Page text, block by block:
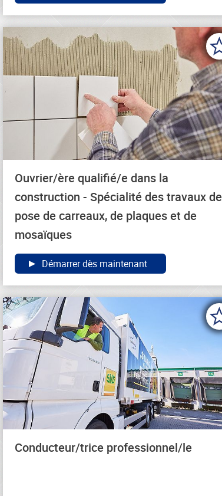
Ouvrier/ère qualifié/e dans la
construction - Spécialité des travaux de
pose de carreaux, de plaques et de
mosaïques
Démarrer dès maintenant
Conducteur/trice professionnel/le